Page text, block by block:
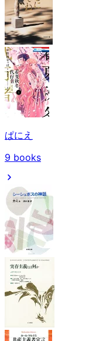
ぱにえ
9 books